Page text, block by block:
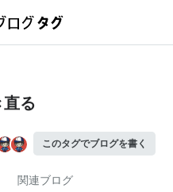
直る
このタグでブログを書く
関連ブログ